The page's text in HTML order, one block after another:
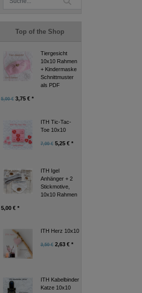
Top of the Shop
Tiergesicht
10x10 Rahmen
+ Kindermaske
Schnittmuster
als PDF
5,00 €3,75 € *
ITH Tic-Tac-
Toe 10x10
7,00 €5,25 € *
ITH Igel
Anhänger + 2
Stickmotive,
10x10 Rahmen
5,00 € *
ITH Herz 10x10
3,50 €2,63 € *
ITH Kabelbinder
Katze 10x10